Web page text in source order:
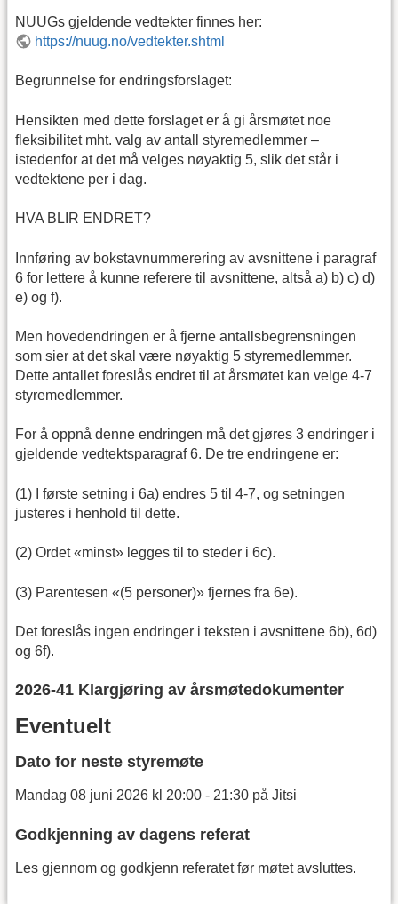
NUUGs gjeldende vedtekter finnes her:
https://nuug.no/vedtekter.shtml
Begrunnelse for endringsforslaget:
Hensikten med dette forslaget er å gi årsmøtet noe
fleksibilitet mht. valg av antall styremedlemmer –
istedenfor at det må velges nøyaktig 5, slik det står i
vedtektene per i dag.
HVA BLIR ENDRET?
Innføring av bokstavnummerering av avsnittene i paragraf
6 for lettere å kunne referere til avsnittene, altså a) b) c) d)
e) og f).
Men hovedendringen er å fjerne antallsbegrensningen
som sier at det skal være nøyaktig 5 styremedlemmer.
Dette antallet foreslås endret til at årsmøtet kan velge 4-7
styremedlemmer.
For å oppnå denne endringen må det gjøres 3 endringer i
gjeldende vedtektsparagraf 6. De tre endringene er:
(1) I første setning i 6a) endres 5 til 4-7, og setningen
justeres i henhold til dette.
(2) Ordet «minst» legges til to steder i 6c).
(3) Parentesen «(5 personer)» fjernes fra 6e).
Det foreslås ingen endringer i teksten i avsnittene 6b), 6d)
og 6f).
2026-41 Klargjøring av årsmøtedokumenter
Eventuelt
Dato for neste styremøte
Mandag 08 juni 2026 kl 20:00 - 21:30 på Jitsi
Godkjenning av dagens referat
Les gjennom og godkjenn referatet før møtet avsluttes.